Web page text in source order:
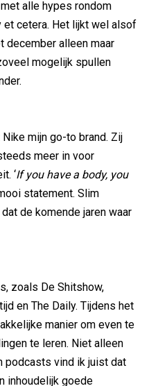
alle hypes rondom
et cetera. Het lijkt wel alsof
december alleen maar
mogelijk spullen
mijn go-to brand. Zij
meer in voor
‘If you have a body, you
statement. Slim
de komende jaren waar
zoals De Shitshow,
en The Daily. Tijdens het
manier om even te
te leren. Niet alleen
podcasts vind ik juist dat
inhoudelijk goede